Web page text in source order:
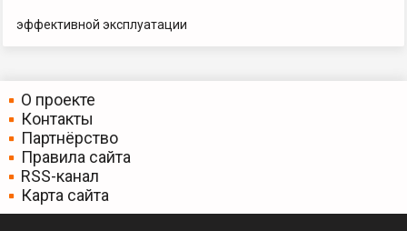
эффективной эксплуатации
О проекте
Контакты
Партнёрство
Правила сайта
RSS-канал
Карта сайта